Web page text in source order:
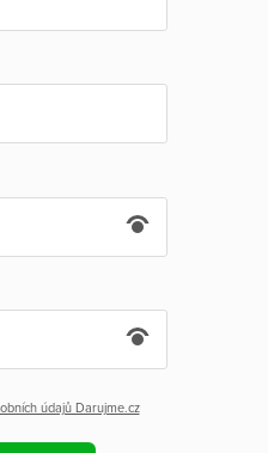
údajů Darujme.cz